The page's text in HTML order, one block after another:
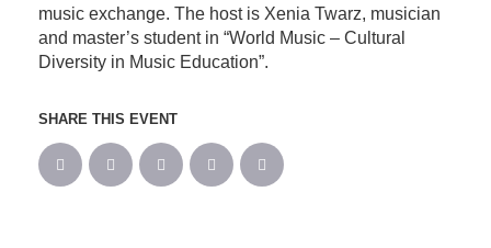
music exchange. The host is Xenia Twarz, musician
and master’s student in “World Music – Cultural
Diversity in Music Education”.
SHARE THIS EVENT